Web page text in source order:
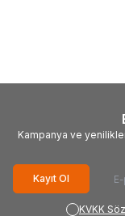
Kampanya ve
Kayıt Ol
KVKK